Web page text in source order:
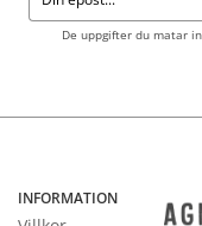
De uppgifter du matar
INFORMATION